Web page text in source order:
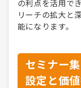
の利点を活用で
リーチの拡大と
能になります。
セミナー
設定と価